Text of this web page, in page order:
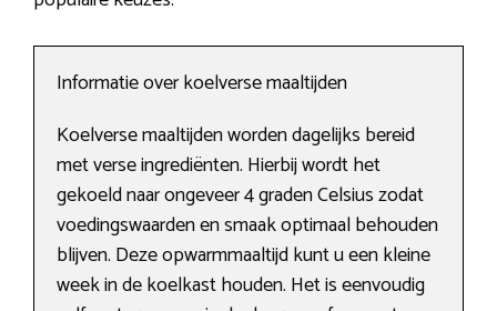
Informatie over koelverse maaltijden
Koelverse maaltijden worden dagelijks bereid
met verse ingrediënten. Hierbij wordt het
gekoeld naar ongeveer 4 graden Celsius zodat
voedingswaarden en smaak optimaal behouden
blijven. Deze opwarmmaaltijd kunt u een kleine
week in de koelkast houden. Het is eenvoudig